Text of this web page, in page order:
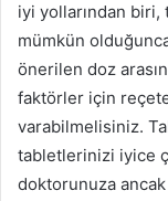
iyi yollarından
mümkün
önerilen doz
faktörler için
varabilmelisiniz.
tabletlerinizi iyice
doktorunuza